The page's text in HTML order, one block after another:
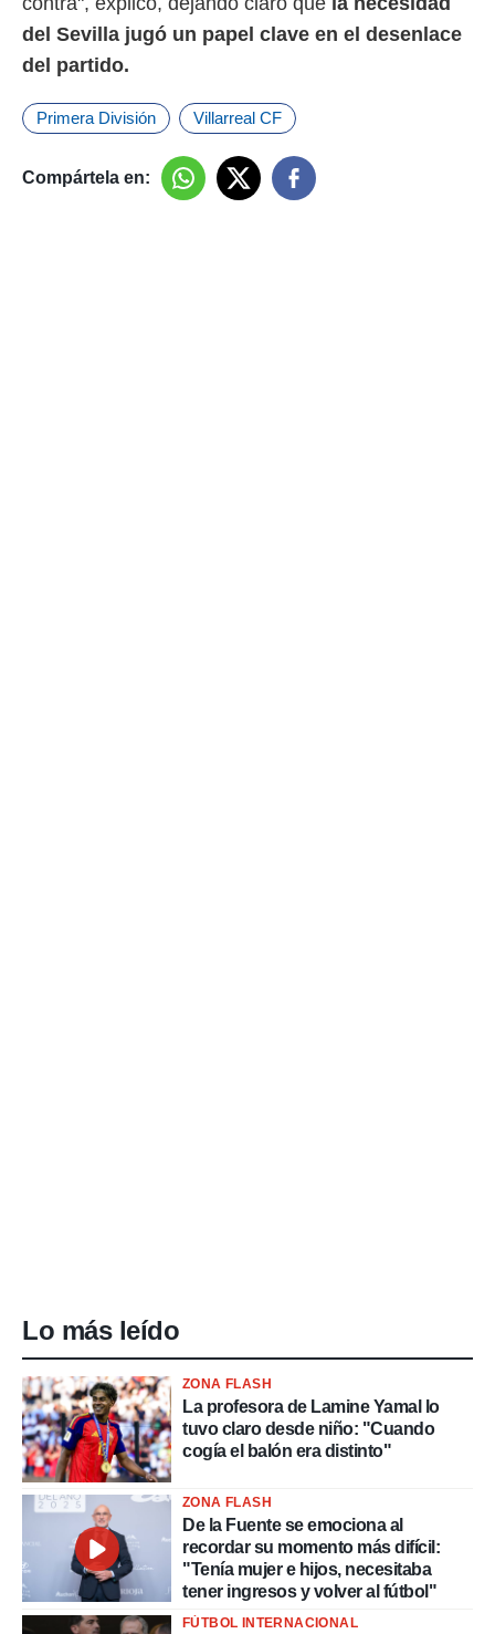
del Sevilla jugó un papel clave en el desenlace
del partido.
Primera División Villarreal CF
Compártela en:
Lo más leído
ZONA FLASH
La profesora de Lamine Yamal lo
tuvo claro desde niño: "Cuando
cogía el balón era distinto"
ZONA FLASH
De la Fuente se emociona al
recordar su momento más difícil:
"Tenía mujer e hijos, necesitaba
tener ingresos y volver al fútbol"
FÚTBOL INTERNACIONAL